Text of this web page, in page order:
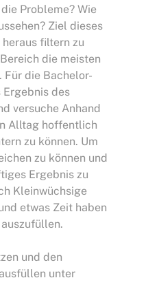
Probleme? Wie
Ziel dieses
filtern zu
die meisten
Für die Bachelor-
des
versuche Anhand
Alltag hoffentlich
zu können. Um
zu können und
Ergebnis zu
Kleinwüchsige
etwas Zeit haben
und den
unter